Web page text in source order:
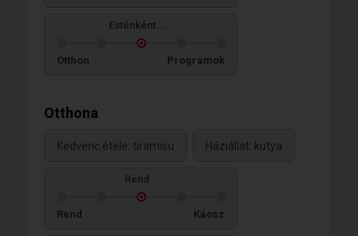
Esténként...
Otthon Programok
Otthona
Kedvenc étele: tiramisu Háziállat: kutya
Rend
Rend Káosz